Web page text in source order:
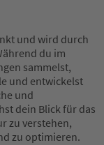
und wird durch
du im
sammelst,
und entwickelst
und
dein Blick für das
zu verstehen,
zu optimieren.